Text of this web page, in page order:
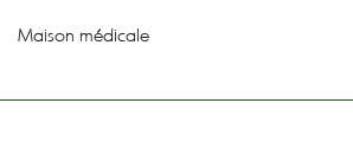
Maison médicale